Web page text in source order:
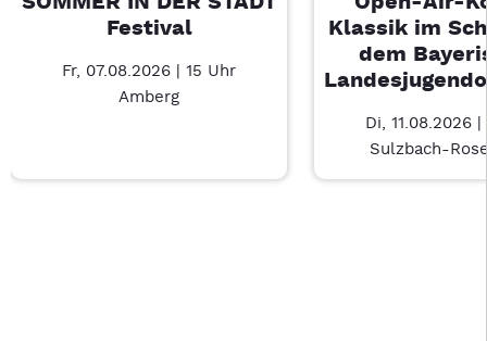
Festival
Fr, 07.08.2026 | 15 Uhr
Amberg
Klassik im
dem
Di, 11.08.2026
Sulzbach-